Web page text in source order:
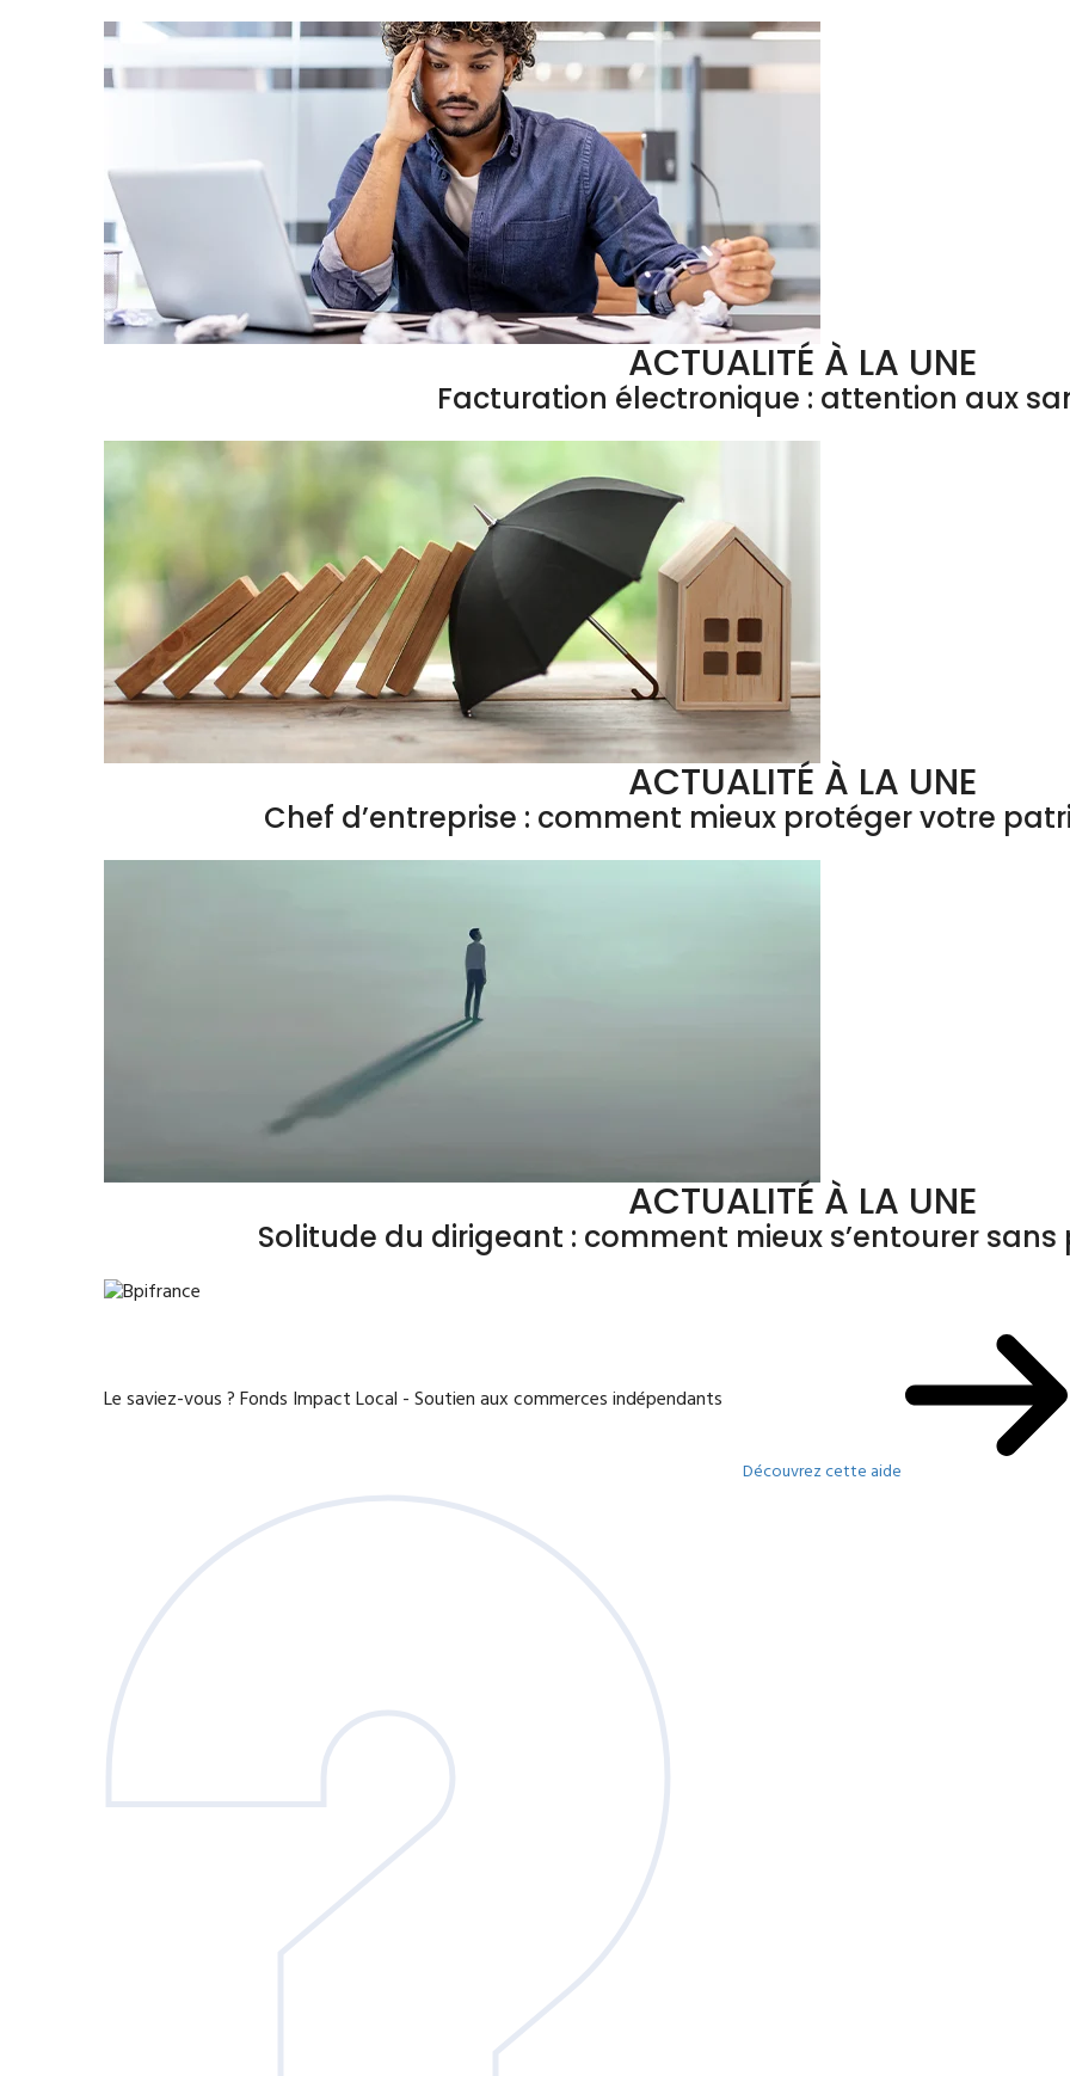
ACTUALITÉ À LA UNE
Facturation électronique : attention aux
ACTUALITÉ À LA UNE
Chef d’entreprise : comment mieux protéger votre
ACTUALITÉ À LA UNE
Solitude du dirigeant : comment mieux s’entourer
Le saviez-vous ?Fonds Impact Local - Soutien aux commerces indépendants
Découvrez cette aide